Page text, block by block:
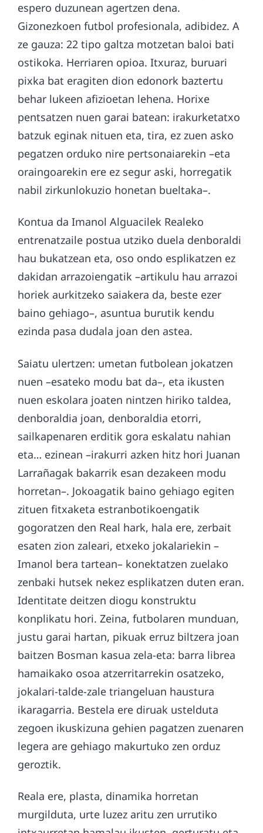
espero duzunean agertzen dena.
Gizonezkoen futbol profesionala, adibidez. A
ze gauza: 22 tipo galtza motzetan baloi bati
ostikoka. Herriaren opioa. Itxuraz, buruari
pixka bat eragiten dion edonork baztertu
behar lukeen afizioetan lehena. Horixe
pentsatzen nuen garai batean: irakurketatxo
batzuk eginak nituen eta, tira, ez zuen asko
pegatzen orduko nire pertsonaiarekin –eta
oraingoarekin ere ez segur aski, horregatik
nabil zirkunlokuzio honetan bueltaka–.
Kontua da Imanol Alguacilek Realeko
entrenatzaile postua utziko duela denboraldi
hau bukatzean eta, oso ondo esplikatzen ez
dakidan arrazoiengatik –artikulu hau arrazoi
horiek aurkitzeko saiakera da, beste ezer
baino gehiago–, asuntua burutik kendu
ezinda pasa dudala joan den astea.
Saiatu ulertzen: umetan futbolean jokatzen
nuen –esateko modu bat da–, eta ikusten
nuen eskolara joaten nintzen hiriko taldea,
denboraldia joan, denboraldia etorri,
sailkapenaren erditik gora eskalatu nahian
eta… ezinean –irakurri azken hitz hori Juanan
Larrañagak bakarrik esan dezakeen modu
horretan–. Jokoagatik baino gehiago egiten
zituen fitxaketa estranbotikoengatik
gogoratzen den Real hark, hala ere, zerbait
esaten zion zaleari, etxeko jokalariekin –
Imanol bera tartean– konektatzen zuelako
zenbaki hutsek nekez esplikatzen duten eran.
Identitate deitzen diogu konstruktu
konplikatu hori. Zeina, futbolaren munduan,
justu garai hartan, pikuak erruz biltzera joan
baitzen Bosman kasua zela-eta: barra librea
hamaikako osoa atzerritarrekin osatzeko,
jokalari-talde-zale triangeluan haustura
ikaragarria. Bestela ere diruak ustelduta
zegoen ikuskizuna gehien pagatzen zuenaren
legera are gehiago makurtuko zen orduz
geroztik.
Reala ere, plasta, dinamika horretan
murgilduta, urte luzez aritu zen urrutiko